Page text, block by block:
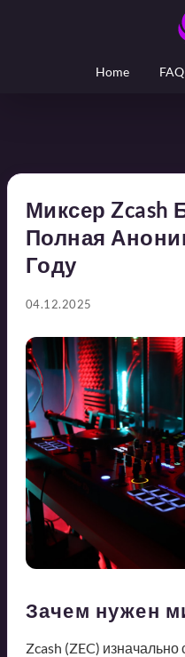
Home FAQ
Миксер Zcash
Полная
Году
04.12.2025
Зачем нужен
Zcash (ZEC)